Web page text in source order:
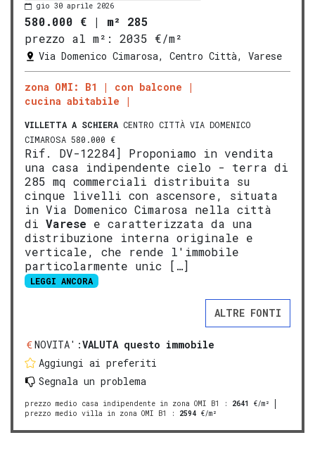
gio 30 aprile 2026
580.000 € | m² 285
prezzo al m²:
2035 €/m²
Via Domenico Cimarosa, Centro Città, Varese
zona OMI: B1
con balcone
cucina abitabile
VILLETTA A SCHIERA CENTRO CITTÀ VIA DOMENICO
CIMAROSA 580.000 €
Rif. DV-12284] Proponiamo in vendita
una casa indipendente cielo - terra di
285 mq commerciali distribuita su
cinque livelli con ascensore, situata
in Via Domenico Cimarosa nella città
di Varese e caratterizzata da una
distribuzione interna originale e
verticale, che rende l'immobile
particolarmente unic […]
LEGGI ANCORA
ALTRE FONTI
NOVITA':VALUTA questo immobile
Aggiungi ai preferiti
Segnala un problema
prezzo medio casa indipendente in zona OMI B1 : 2641
€/m²
prezzo medio villa in zona OMI B1
: 2594 €/m²